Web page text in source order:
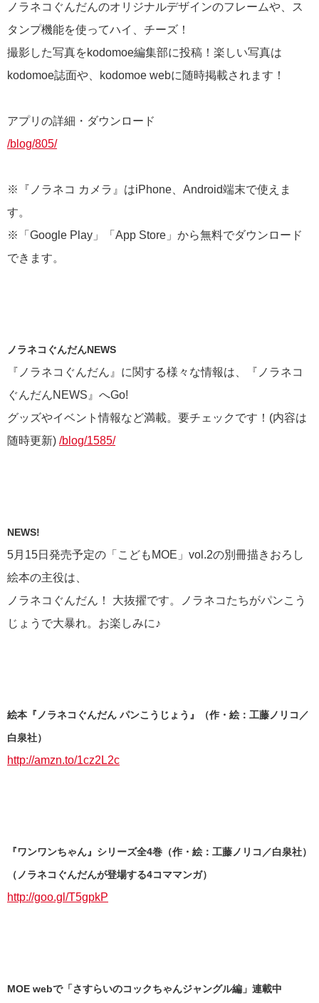
ノラネコぐんだんのオリジナルデザインのフレームや、ス
タンプ機能を使ってハイ、チーズ！
撮影した写真をkodomoe編集部に投稿！楽しい写真は
kodomoe誌面や、kodomoe webに随時掲載されます！
アプリの詳細・ダウンロード
/blog/805/
※『ノラネコ カメラ』はiPhone、Android端末で使えま
す。
※「Google Play」「App Store」から無料でダウンロード
できます。
ノラネコぐんだんNEWS
『ノラネコぐんだん』に関する様々な情報は、『ノラネコ
ぐんだんNEWS』へGo!
グッズやイベント情報など満載。要チェックです！(内容は
随時更新) /blog/1585/
NEWS!
5月15日発売予定の「こどもMOE」vol.2の別冊描きおろし
絵本の主役は、
ノラネコぐんだん！ 大抜擢です。ノラネコたちがパンこう
じょうで大暴れ。お楽しみに♪
絵本『ノラネコぐんだん パンこうじょう』（作・絵：工藤ノリコ／
白泉社）
http://amzn.to/1cz2L2c
『ワンワンちゃん』シリーズ全4巻（作・絵：工藤ノリコ／白泉社）
（ノラネコぐんだんが登場する4コママンガ）
http://goo.gl/T5gpkP
MOE webで「さすらいのコックちゃんジャングル編」連載中